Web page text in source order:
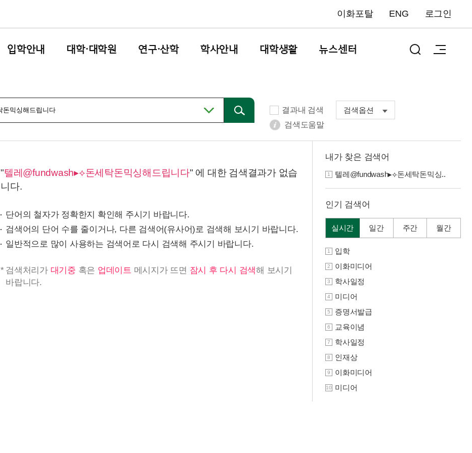
이화포탈 ENG 로그인
입학안내 대학·대학원 연구·산학 학사안내 대학생활 뉴스센터
결과내 검색
검색옵션
검색도움말
"텔레@fundwash▸⟡돈세탁돈믹싱해드립니다" 에 대한 검색결과가 없습
니다.
단어의 철자가 정확한지 확인해 주시기 바랍니다.
검색어의 단어 수를 줄이거나, 다른 검색어(유사어)로 검색해 보시기 바랍니다.
일반적으로 많이 사용하는 검색어로 다시 검색해 주시기 바랍니다.
검색처리가 대기중 혹은 업데이트 메시지가 뜨면 잠시 후 다시 검색해 보시기
바랍니다.
내가 찾은 검색어
1 텔레@fundwash▸⟡돈세탁돈믹싱..
인기 검색어
실시간 일간 주간 월간
1 입학
2 이화미디어
3 학사일정
4 미디어
5 증명서발급
6 교육이념
7 학사일정
8 인재상
9 이화미디어
10 미디어